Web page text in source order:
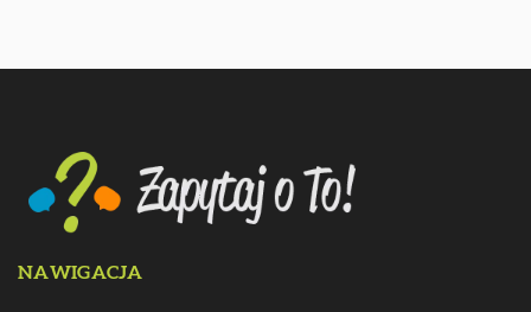
NAWIGACJA